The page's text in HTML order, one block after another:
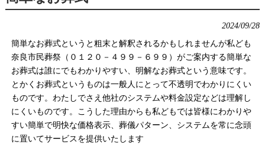
2024/09/28
簡単なお葬式というと粗末と解釈されるかもしれませんが私ども
奈良市民葬祭（０１２０－４９９－６９９）がご案内する簡単な
お葬式は誰にでもわかりやすい、明解なお葬式という意味です。
とかくお葬式というものは一般人にとって不透明でわかりにくい
ものです。わたしでさえ他社のシステムや料金設定などは理解し
にくいものです。こうした理由からも私どもでは皆様にわかりや
すい簡単で明快な価格表示、葬儀パターン、システムを常に念頭
に置いてサービスを提供いたします